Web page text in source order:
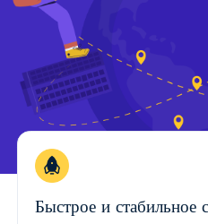
Быстрое и стабильное